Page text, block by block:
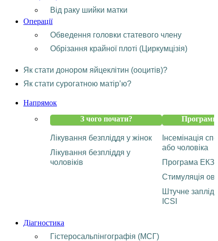
Від раку шийки матки
Операції
Обведення головки статевого члену
Обрізання крайної плоті (Циркумцізія)
Як стати донором яйцеклітин (ооцитів)?
Як стати сурогатною матір’ю?
Напрямок
З чого почати?
Лікування безпліддя у жінок
Лікування безпліддя у
чоловіків
Програми
Інсемінація
або чоловіка
Програма ЕКЗ
Стимуляція
Штучне
ICSI
Діагностика
Гістеросальпінгографія (МСГ)